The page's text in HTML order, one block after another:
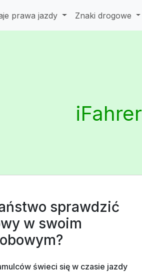
prawa jazdy Znaki drogowe
sprawdzić
w swoim
świeci się w czasie jazdy